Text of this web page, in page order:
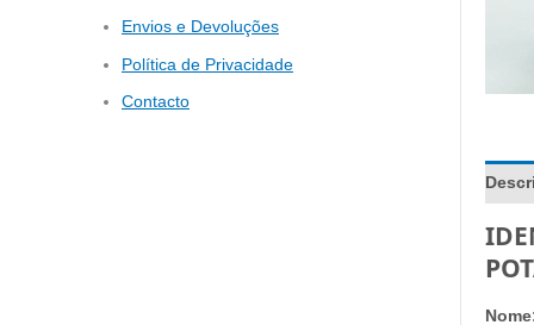
Envios e Devoluções
Política de Privacidade
Contacto